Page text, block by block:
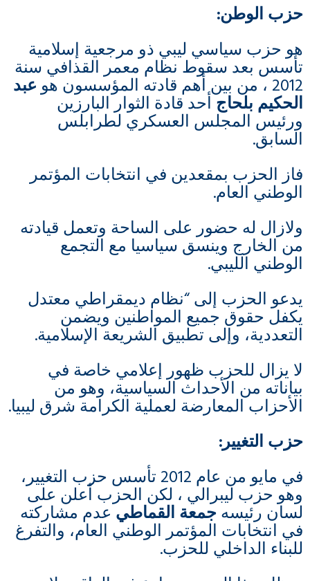
حزب الوطن:
هو حزب سياسي ليبي ذو مرجعية إسلامية
تأسس بعد سقوط نظام معمر القذافي سنة
2012 ، من بين أهم قادته المؤسسون هو عبد
الحكيم بلحاج أحد قادة الثوار البارزين
ورئيس المجلس العسكري لطرابلس
السابق.
فاز الحزب بمقعدين في انتخابات المؤتمر
الوطني العام.
ولازال له حضور على الساحة وتعمل قيادته
من الخارج وينسق سياسيا مع التجمع
الوطني الليبي.
يدعو الحزب إلى “نظام ديمقراطي معتدل
يكفل حقوق جميع المواطنين ويضمن
التعددية، وإلى تطبيق الشريعة الإسلامية.
لا يزال للحزب ظهور إعلامي خاصة في
بياناته من الأحداث السياسية، وهو من
الأحزاب المعارضة لعملية الكرامة شرق ليبيا.
حزب التغيير:
في مايو من عام 2012 تأسس حزب التغيير،
وهو حزب ليبرالي ، لكن الحزب أعلن على
لسان رئيسه جمعة القماطي عدم مشاركته
في انتخابات المؤتمر الوطني العام، والتفرغ
للبناء الداخلي للحزب.